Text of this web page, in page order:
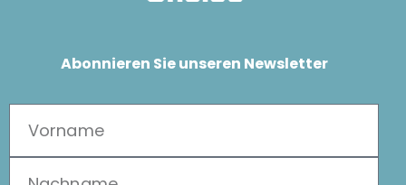
Abonnieren Sie unseren Newsletter